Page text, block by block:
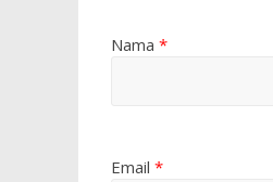
Nama *
Email *